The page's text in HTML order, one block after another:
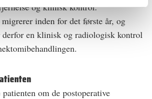
og klinisk kontrol.
inden for det første år, og
derfor en klinisk og radiologisk kontrol
om de postoperative